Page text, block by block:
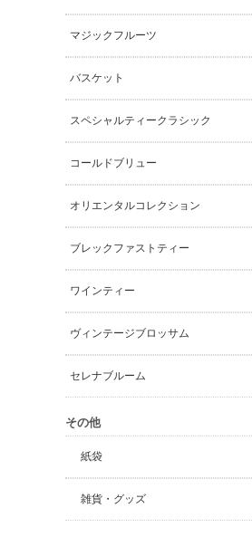
マジックフルーツ
バスケット
スペシャルティークラシック
コールドブリュー
オリエンタルコレクション
ブレックファストティー
ワインティー
ヴィンテージブロッサム
セレナブルーム
その他
紙袋
雑貨・グッズ